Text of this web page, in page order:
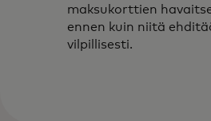
maksukorttien
ennen kuin niitä
vilpillisesti.